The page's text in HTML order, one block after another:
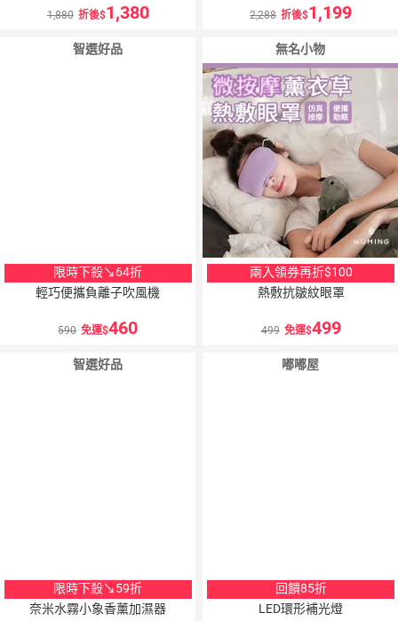
1,880 折後 1,380 2,288 折後 1,199
智選好品
限時下殺↘64折
輕巧便攜負離子吹風機
590 免運 460
無名小物
兩入領券再折$100
熱敷抗皺紋眼罩
499 免運 499
智選好品
限時下殺↘59折
奈米水霧小象香薰加濕器
嘟嘟屋
回饋85折
LED環形補光燈